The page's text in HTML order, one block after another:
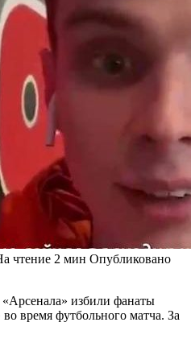
чтение 2 мин Опубликовано
избили фанаты
время футбольного матча. За